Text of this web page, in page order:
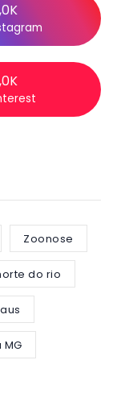
Zoonose
do rio